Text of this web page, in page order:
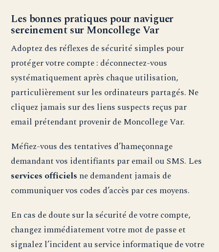
Les bonnes pratiques pour naviguer
sereinement sur Moncollege Var
Adoptez des réflexes de sécurité simples pour
protéger votre compte : déconnectez-vous
systématiquement après chaque utilisation,
particulièrement sur les ordinateurs partagés. Ne
cliquez jamais sur des liens suspects reçus par
email prétendant provenir de Moncollege Var.
Méfiez-vous des tentatives d’hameçonnage
demandant vos identifiants par email ou SMS. Les
services officiels ne demandent jamais de
communiquer vos codes d’accès par ces moyens.
En cas de doute sur la sécurité de votre compte,
changez immédiatement votre mot de passe et
signalez l’incident au service informatique de votre